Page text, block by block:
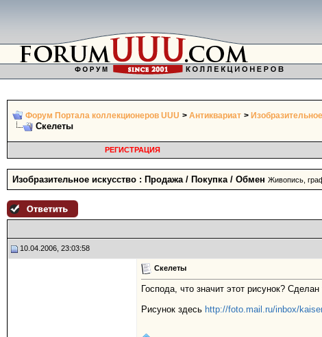
Форум Портала коллекционеров UUU > Антиквариат >
Скелеты
РЕГИСТРАЦИЯ
Изобразительное искусство : Продажа / Покупка / Обмен Живопись,
10.04.2006, 23:03:58
Скелеты
Господа, что значит этот рисунок?
Рисунок здесь http://foto.mail.ru/inbox/